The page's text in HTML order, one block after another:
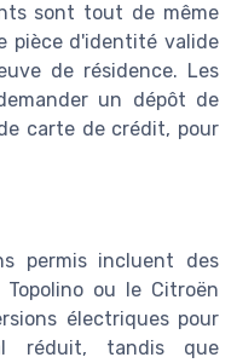
sont tout de même
pièce d'identité valide
de résidence. Les
un dépôt de
carte de crédit, pour
permis incluent des
ou le Citroën
électriques pour
réduit, tandis que